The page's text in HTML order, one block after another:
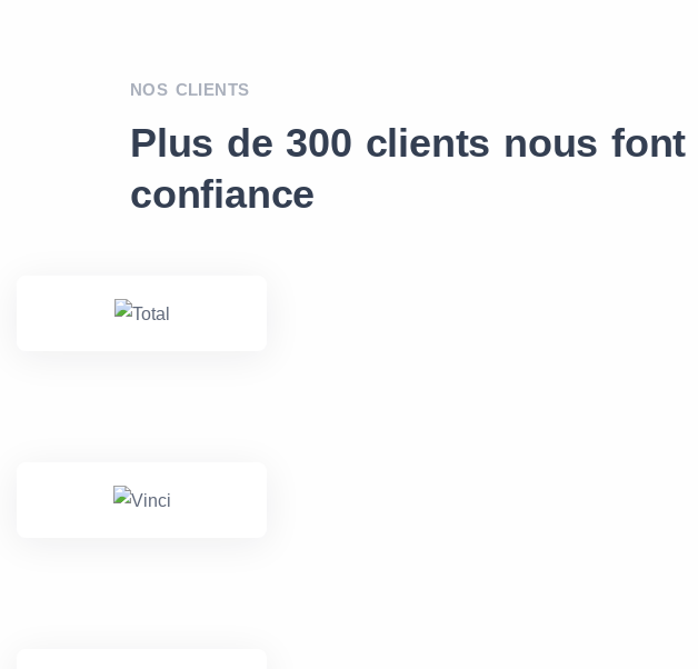
NOS CLIENTS
Plus de 300 clients nous font
confiance